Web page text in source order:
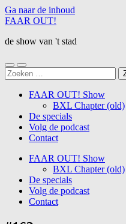
Ga naar de inhoud
FAAR OUT!
de show van 't stad
Schakel
naar
menu
Schakel
naar
Zoeken
naar:
FAAR OUT! Show
BXL Chapter (old)
De specials
Volg de podcast
Contact
FAAR OUT! Show
BXL Chapter (old)
De specials
Volg de podcast
Contact